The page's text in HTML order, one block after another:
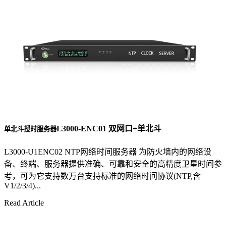
单北斗授时服务器L3000-ENC01 双网口+单北斗
L3000-U1ENC02 NTP网络时间服务器 为防火墙内的网络设
备、终端、服务器提供准确、可靠和安全的高精度卫星时间参
考，可为它支持数万台支持标准的网络时间协议(NTP,含
V1/2/3/4)...
Read Article